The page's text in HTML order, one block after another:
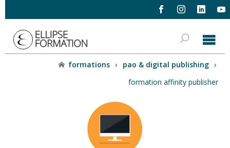
formations › pao & digital publishing ›
formation affinity publisher